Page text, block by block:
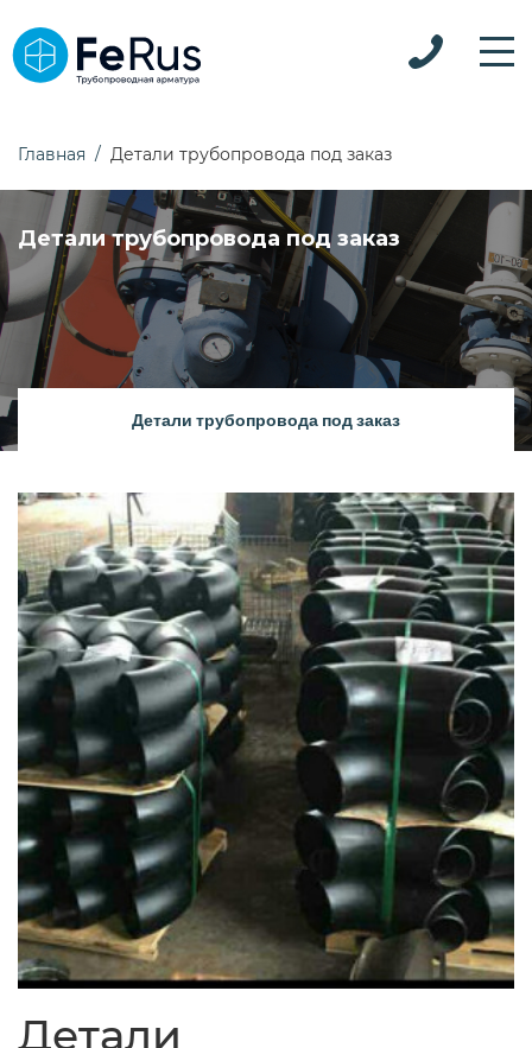
Главная Детали трубопровода под заказ
Детали трубопровода под заказ
Детали трубопровода под заказ
Детали